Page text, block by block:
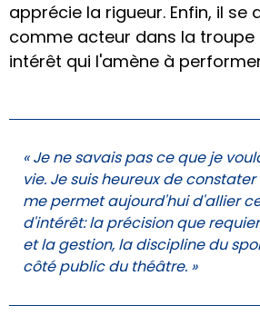
apprécie la rigueur. Enfin, il se
comme acteur dans la troupe
intérêt qui l'amène à
« Je ne savais pas ce que je
vie. Je suis heureux de
me permet aujourd'hui d'allier
d'intérêt: la précision que
et la gestion, la discipline du
côté public du théâtre. »